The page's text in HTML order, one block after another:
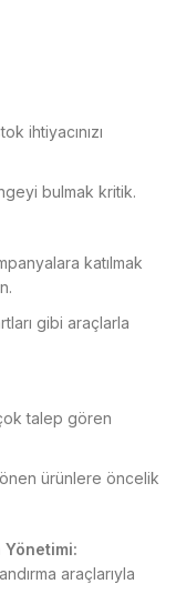
ihtiyacınızı
bulmak kritik.
katılmak
gibi araçlarla
talep gören
ürünlere öncelik
Yönetimi:
araçlarıyla